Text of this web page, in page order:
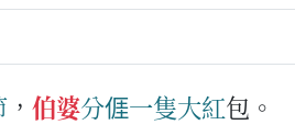
， 伯婆分𠊎一隻大紅包。